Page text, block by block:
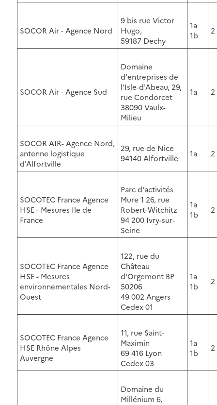
SOCOR Air - Agence Nord
9 bis rue Victor
Hugo,
59187 Dechy
1a
1b
2
SOCOR Air - Agence Sud
Domaine
d'entreprises de
l'Isle-d'Abeau, 29,
rue Condorcet
38090 Vaulx-
Milieu
1a 2
SOCOR AIR- Agence Nord,
antenne logistique
d'Alfortville
29, rue de Nice
94140 Alfortville
1a 2
SOCOTEC France Agence
HSE - Mesures Ile de
France
Parc d'activités
Mure 1 26, rue
Robert-Witchitz
94 200 Ivry-sur-
Seine
1a
1b
2
SOCOTEC France Agence
HSE - Mesures
environnementales Nord-
Ouest
122, rue du
Château
d'Orgemont BP
50206
49 002 Angers
Cedex 01
1a
1b
2
SOCOTEC France Agence
HSE Rhône Alpes
Auvergne
11, rue Saint-
Maximin
69 416 Lyon
Cedex 03
1a
1b
2
Domaine du
Millénium 6,